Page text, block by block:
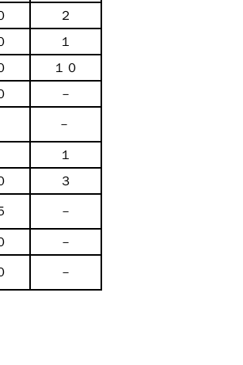
２
１
１０
－
－
１
３
－
－
－